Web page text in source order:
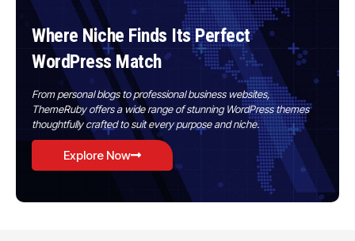
Where Niche Finds Its Perfect
WordPress Match
From personal blogs to professional business websites,
ThemeRuby offers a wide range of stunning WordPress themes
thoughtfully crafted to suit every purpose and niche.
Explore Now